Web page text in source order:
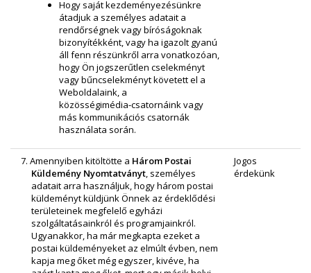
Hogy saját kezdeményezésünkre
átadjuk a személyes adatait a
rendőrségnek vagy bíróságoknak
bizonyítékként, vagy ha igazolt gyanú
áll fenn részünkről arra vonatkozóan,
hogy Ön jogszerűtlen cselekményt
vagy bűncselekményt követett el a
Weboldalaink, a
közösségimédia‑csatornáink vagy
más kommunikációs csatornák
használata során.
7. Amennyiben kitöltötte a Három Postai
Küldemény Nyomtatványt, személyes
adatait arra használjuk, hogy három postai
küldeményt küldjünk Önnek az érdeklődési
területeinek megfelelő egyházi
szolgáltatásainkról és programjainkról.
Ugyanakkor, ha már megkapta ezeket a
postai küldeményeket az elmúlt évben, nem
kapja meg őket még egyszer, kivéve, ha
Jogos
érdekünk